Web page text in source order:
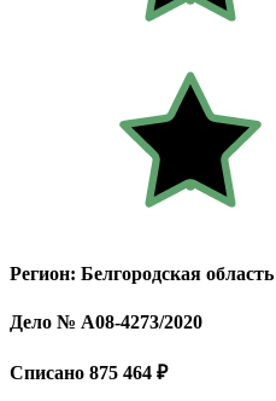
Регион: Белгородская область
Дело № А08-4273/2020
Списано 875 464 ₽